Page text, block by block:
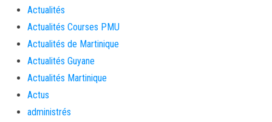
Actualités
Actualités Courses PMU
Actualités de Martinique
Actualités Guyane
Actualités Martinique
Actus
administrés